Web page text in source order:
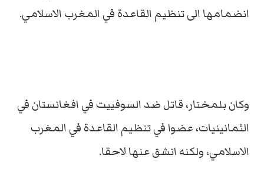
انضمامها الى تنظيم القاعدة في المغرب الاسلامي.
وكان بلمختار، قاتل ضد السوفييت في افغانستان في
الثمانينيات، عضوا في تنظيم القاعدة في المغرب
الاسلامي، ولكنه انشق عنها لاحقا.